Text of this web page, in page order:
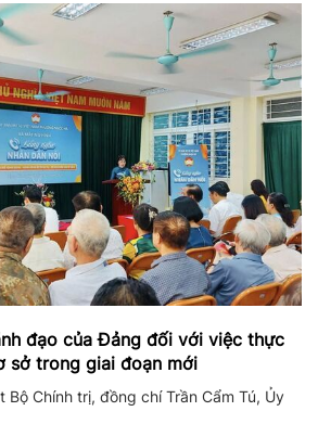
đạo của Đảng đối với việc thực
sở trong giai đoạn mới
Bộ Chính trị, đồng chí Trần Cẩm Tú, Ủy